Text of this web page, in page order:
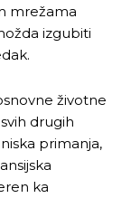
mrežama
izgubiti
životne
drugih
primanja,
ka